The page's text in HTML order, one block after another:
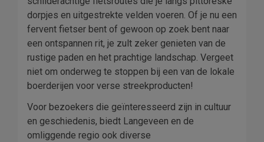
dorpjes en uitgestrekte velden voeren. Of je nu een
fervent fietser bent of gewoon op zoek bent naar
een ontspannen rit, je zult zeker genieten van de
rustige paden en het prachtige landschap. Vergeet
niet om onderweg te stoppen bij een van de lokale
boerderijen voor verse streekproducten!
Voor bezoekers die geïnteresseerd zijn in cultuur
en geschiedenis, biedt Langeveen en de
omliggende regio ook diverse